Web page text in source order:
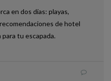
en dos días: playas,
de hotel
tu escapada.